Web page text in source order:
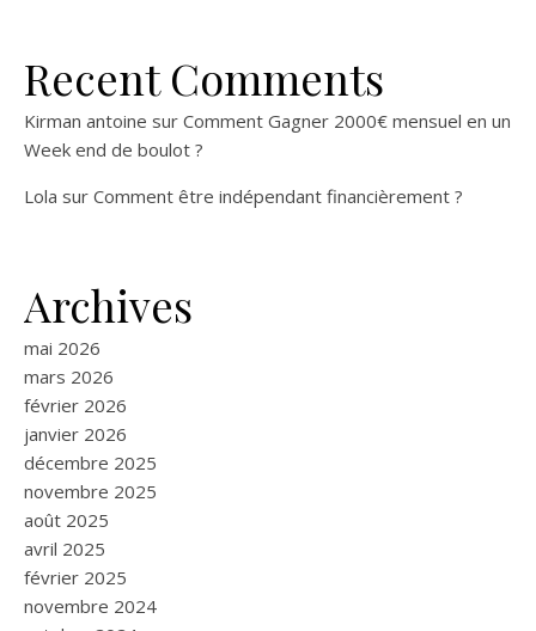
Recent Comments
Kirman antoine sur Comment Gagner 2000€ mensuel en un
Week end de boulot ?
Lola sur Comment être indépendant financièrement ?
Archives
mai 2026
mars 2026
février 2026
janvier 2026
décembre 2025
novembre 2025
août 2025
avril 2025
février 2025
novembre 2024